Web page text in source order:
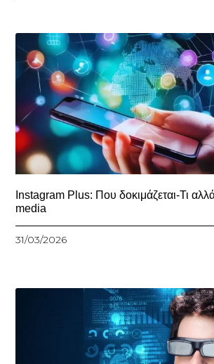
Instagram Plus: Που δοκιμάζεται-Τι
media
31/03/2026